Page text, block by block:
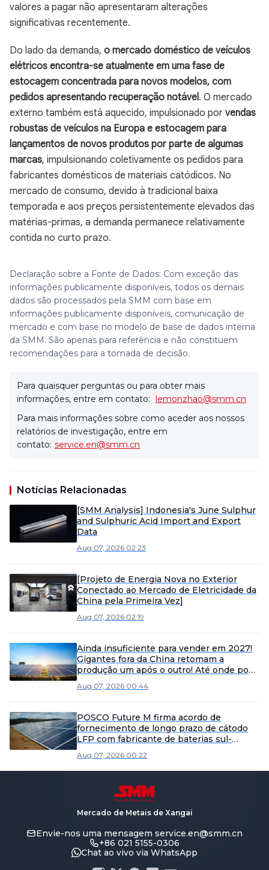
valores a pagar não apresentaram alterações
significativas recentemente.
Do lado da demanda, o mercado doméstico de veículos
elétricos encontra-se atualmente em uma fase de
estocagem concentrada para novos modelos, com
pedidos apresentando recuperação notável. O mercado
externo também está aquecido, impulsionado por vendas
robustas de veículos na Europa e estocagem para
lançamentos de novos produtos por parte de algumas
marcas, impulsionando coletivamente os pedidos para
fabricantes domésticos de materiais catódicos. No
mercado de consumo, devido à tradicional baixa
temporada e aos preços persistentemente elevados das
matérias-primas, a demanda permanece relativamente
contida no curto prazo.
Declaração sobre a Fonte de Dados: Com exceção das
informações publicamente disponíveis, todos os demais
dados são processados pela SMM com base em
informações publicamente disponíveis, comunicação de
mercado e com base no modelo de base de dados interna
da SMM. São apenas para referência e não constituem
recomendações para a tomada de decisão.
Para quaisquer perguntas ou para obter mais
informações, entre em contato: lemonzhao@smm.cn
Para mais informações sobre como aceder aos nossos
relatórios de investigação, entre em
contato: service.en@smm.cn
Notícias Relacionadas
[SMM Analysis] Indonesia's June Sulphur
and Sulphuric Acid Import and Export
Data
Aug 07, 2026 02:23
[Projeto de Energia Nova no Exterior
Conectado ao Mercado de Eletricidade da
China pela Primeira Vez]
Aug 07, 2026 02:19
Ainda insuficiente para vender em 2027!
Gigantes fora da China retomam a
produção um após o outro! Até onde pode
Aug 07, 2026 00:44
POSCO Future M firma acordo de
fornecimento de longo prazo de cátodo
LFP com fabricante de baterias sul-
Aug 07, 2026 00:22
Mercado de Metais de Xangai
Envie-nos uma mensagem service.en@smm.cn
+86 021 5155-0306
Chat ao vivo via WhatsApp